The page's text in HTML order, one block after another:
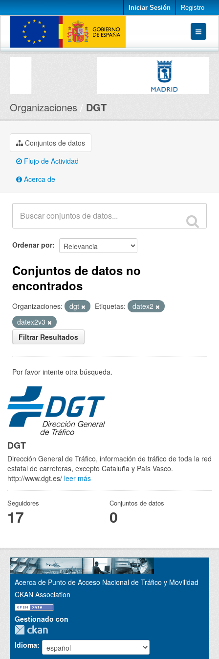
Iniciar Sesión Registro
Conjuntos de datos
Organizaciones DGT
Conjuntos de datos
Flujo de Actividad
Acerca de
Ordenar por
Conjuntos de datos no
encontrados
Organizaciones: dgt Etiquetas:
datex2
datex2v3
Filtrar Resultados
Por favor intente otra búsqueda.
DGT
Dirección General de Tráfico, información de tráfico de toda la red
estatal de carreteras, excepto Cataluña y País Vasco.
http://www.dgt.es/ leer más
Seguidores
17
Conjuntos de datos
0
Acerca de Punto de Acceso Nacional de Tráfico y Movilidad
CKAN Association
Gestionado con
Idioma